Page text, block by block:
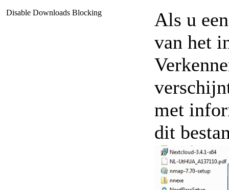
Disable Downloads Blocking
Als u
van het
met
dit